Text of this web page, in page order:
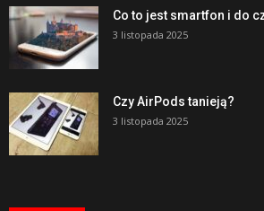
Co to jest smartfon i do
3 listopada 2025
Czy AirPods tanieją?
3 listopada 2025